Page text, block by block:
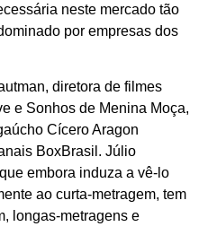
neste mercado tão
por empresas dos
diretora de filmes
e Sonhos de Menina Moça,
Cícero Aragon
BoxBrasil. Júlio
embora induza a vê-lo
ao curta-metragem, tem
longas-metragens e